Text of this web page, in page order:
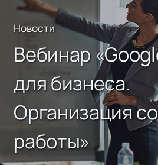
Новости
Вебинар
для бизнеса.
Организация
работы»